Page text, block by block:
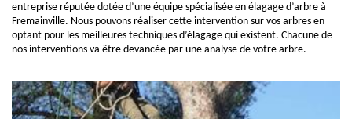
entreprise réputée dotée d’une équipe spécialisée en élagage d’arbre à
Fremainville. Nous pouvons réaliser cette intervention sur vos arbres en
optant pour les meilleures techniques d’élagage qui existent. Chacune de
nos interventions va être devancée par une analyse de votre arbre.